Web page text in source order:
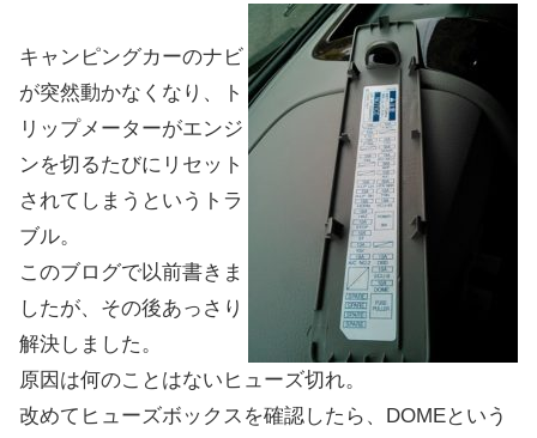
キャンピングカーのナビ
が突然動かなくなり、ト
リップメーターがエンジ
ンを切るたびにリセット
されてしまうというトラ
ブル。
このブログで以前書きま
したが、その後あっさり
解決しました。
原因は何のことはないヒューズ切れ。
改めてヒューズボックスを確認したら、DOMEという